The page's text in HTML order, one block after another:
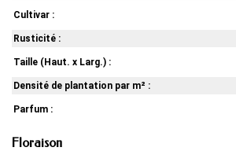
Cultivar :
Rusticité :
Taille (Haut. x Larg.) :
Densité de plantation par m² :
Parfum :
Floraison